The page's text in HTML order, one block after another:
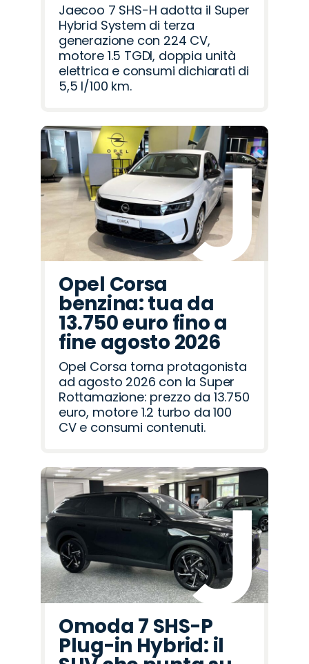
Jaecoo 7 SHS-H adotta il Super
Hybrid System di terza
generazione con 224 CV,
motore 1.5 TGDI, doppia unità
elettrica e consumi dichiarati di
5,5 l/100 km.
Opel Corsa
benzina: tua da
13.750 euro fino a
fine agosto 2026
Opel Corsa torna protagonista
ad agosto 2026 con la Super
Rottamazione: prezzo da 13.750
euro, motore 1.2 turbo da 100
CV e consumi contenuti.
Omoda 7 SHS-P
Plug-in Hybrid: il